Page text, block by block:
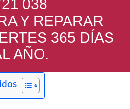
038
Y REPARAR
365 DÍAS
AÑO.